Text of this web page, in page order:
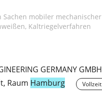
Sachen mobiler mechanischer
Kaltriegelverfahren
GERMANY GMBH
Raum Hamburg Vollzeit